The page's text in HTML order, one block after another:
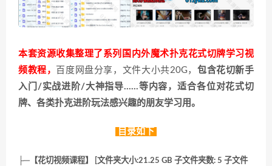
本套资源收集整理了系列国内外魔术扑克花式切牌学习视
频教程，
百度网盘分享，文件大小共20G， 包含花切新手
入门/实战进阶/大神指导……等内容，适合各位对花式切
牌、各类扑克进阶玩法感兴趣的朋友学习用。
目录如下
├─【花切视频课程】 [文件夹大小:21.25 GB 子文件夹数: 5 子文件